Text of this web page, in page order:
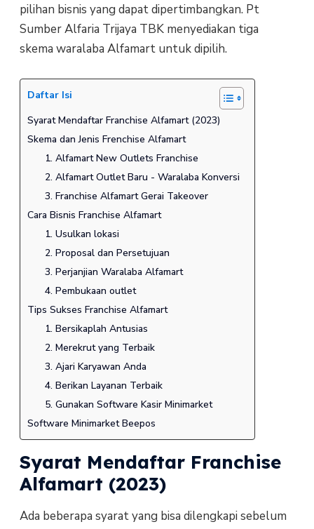
pilihan bisnis yang dapat dipertimbangkan. Pt
Sumber Alfaria Trijaya TBK menyediakan tiga
skema waralaba Alfamart untuk dipilih.
Daftar Isi
Syarat Mendaftar Franchise Alfamart (2023)
Skema dan Jenis Frenchise Alfamart
1. Alfamart New Outlets Franchise
2. Alfamart Outlet Baru - Waralaba Konversi
3. Franchise Alfamart Gerai Takeover
Cara Bisnis Franchise Alfamart
1. Usulkan lokasi
2. Proposal dan Persetujuan
3. Perjanjian Waralaba Alfamart
4. Pembukaan outlet
Tips Sukses Franchise Alfamart
1. Bersikaplah Antusias
2. Merekrut yang Terbaik
3. Ajari Karyawan Anda
4. Berikan Layanan Terbaik
5. Gunakan Software Kasir Minimarket
Software Minimarket Beepos
Syarat Mendaftar Franchise
Alfamart (2023)
Ada beberapa syarat yang bisa dilengkapi sebelum